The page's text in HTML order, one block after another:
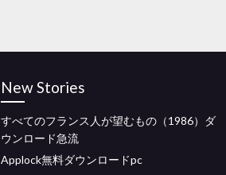
New Stories
すべてのフランス人が望むもの（1986）ダ
ウンロード急流
Applock無料ダウンロードpc